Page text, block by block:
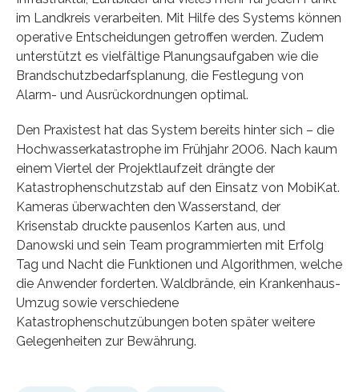
im Landkreis verarbeiten. Mit Hilfe des Systems können
operative Entscheidungen getroffen werden. Zudem
unterstützt es vielfältige Planungsaufgaben wie die
Brandschutzbedarfsplanung, die Festlegung von
Alarm- und Ausrückordnungen optimal.
Den Praxistest hat das System bereits hinter sich – die
Hochwasserkatastrophe im Frühjahr 2006. Nach kaum
einem Viertel der Projektlaufzeit drängte der
Katastrophenschutzstab auf den Einsatz von MobiKat.
Kameras überwachten den Wasserstand, der
Krisenstab druckte pausenlos Karten aus, und
Danowski und sein Team programmierten mit Erfolg
Tag und Nacht die Funktionen und Algorithmen, welche
die Anwender forderten. Waldbrände, ein Krankenhaus-
Umzug sowie verschiedene
Katastrophenschutzübungen boten später weitere
Gelegenheiten zur Bewährung.